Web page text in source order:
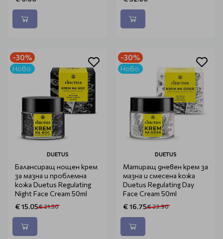
-30%
Ново
DUETUS
Балансиращ нощен крем
за мазна и проблемна
кожа Duetus Regulating
Night Face Cream 50ml
€ 15.05€ 21.50
-30%
Ново
DUETUS
Матиращ дневен крем за
мазна и смесена кожа
Duetus Regulating Day
Face Cream 50ml
€ 16.75€ 23.90